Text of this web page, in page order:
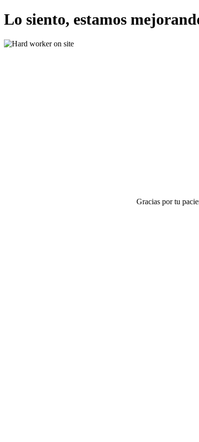
Lo siento, estamos
Gracias por tu